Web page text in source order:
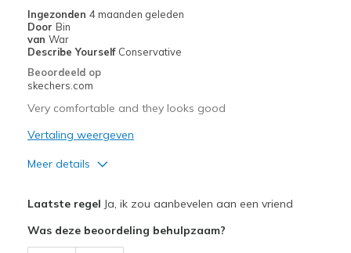
Ingezonden 4 maanden geleden
Door Bin
van War
Describe Yourself Conservative
Beoordeeld op
skechers.com
Very comfortable and they looks good
Vertaling weergeven
Meer details
Breathe Well
Laatste regel Ja, ik zou aanbevelen aan een vriend
Was deze beoordeling behulpzaam?